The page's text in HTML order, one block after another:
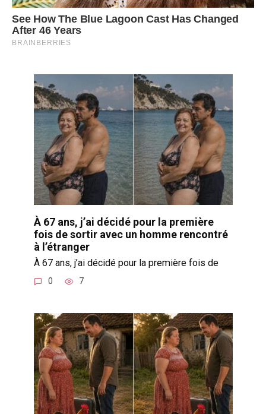
À 67 ans, j’ai décidé pour la première
fois de sortir avec un homme rencontré
à l’étranger
À 67 ans, j’ai décidé pour la première fois de
0 7